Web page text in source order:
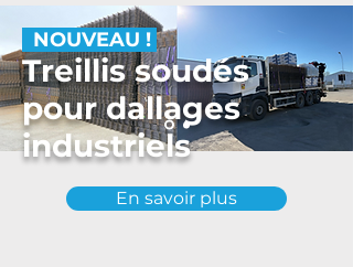
NOUVEAU !
Treillis soudés
pour dallages
industriels
En savoir plus